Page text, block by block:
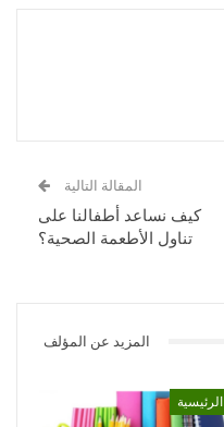
المقالة التالية
كيف نساعد أطفالنا على
تناول الأطعمة الصحية؟
المزيد عن المؤلف
الرئيسية